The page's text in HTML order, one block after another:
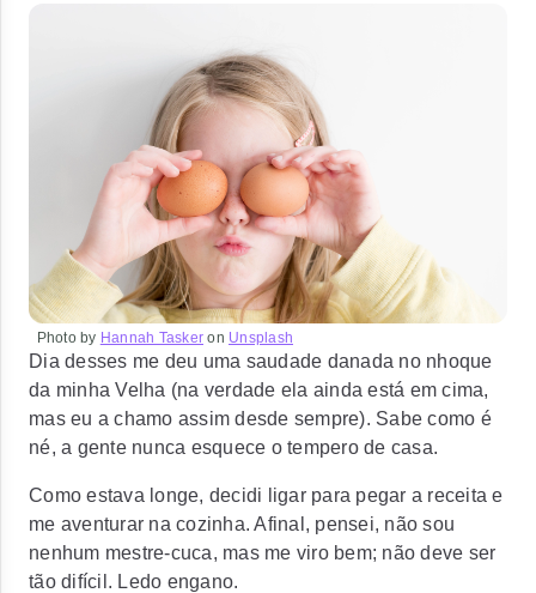
Photo by Hannah Tasker on Unsplash
Dia desses me deu uma saudade danada no nhoque
da minha Velha (na verdade ela ainda está em cima,
mas eu a chamo assim desde sempre). Sabe como é
né, a gente nunca esquece o tempero de casa.
Como estava longe, decidi ligar para pegar a receita e
me aventurar na cozinha. Afinal, pensei, não sou
nenhum mestre-cuca, mas me viro bem; não deve ser
tão difícil. Ledo engano.